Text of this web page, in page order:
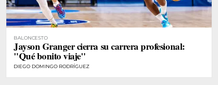
BALONCESTO
Jayson Granger cierra su carrera profesional:
"Qué bonito viaje"
DIEGO DOMINGO RODRÍGUEZ